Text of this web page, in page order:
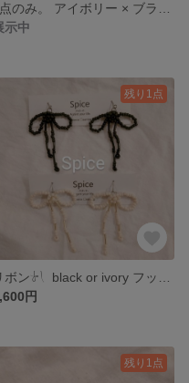
示中
残り1点
円
残り1点